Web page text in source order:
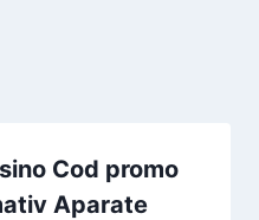
Cod promo
Aparate